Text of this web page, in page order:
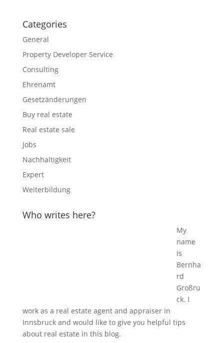
Categories
General
Property Developer Service
Consulting
Ehrenamt
Gesetzänderungen
Buy real estate
Real estate sale
Jobs
Nachhaltigkeit
Expert
Weiterbildung
Who writes here?
My
name
is
Bernha
rd
Großru
ck. I
work as a real estate agent and appraiser in
Innsbruck and would like to give you helpful tips
about real estate in this blog.